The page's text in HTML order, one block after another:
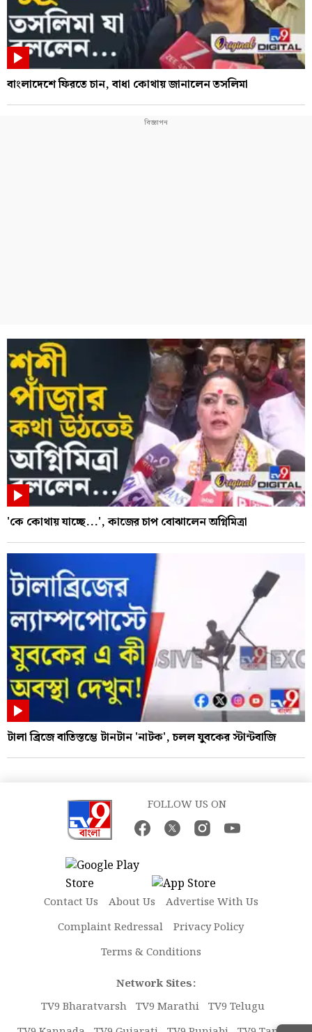
বাংলাদেশে ফিরতে চান, বাধা কোথায় জানালেন তসলিমা
'কে কোথায় যাচ্ছে...', কাজের চাপ বোঝালেন অগ্নিমিত্রা
টালা ব্রিজে বাতিস্তম্ভে টানটান 'নাটক', চলল যুবকের স্টান্টবাজি
FOLLOW US ON
Contact Us About Us
Advertise With Us
Complaint Redressal
Privacy Policy
Terms & Conditions
Network Sites:
TV9 Bharatvarsh TV9 Marathi TV9 Telugu